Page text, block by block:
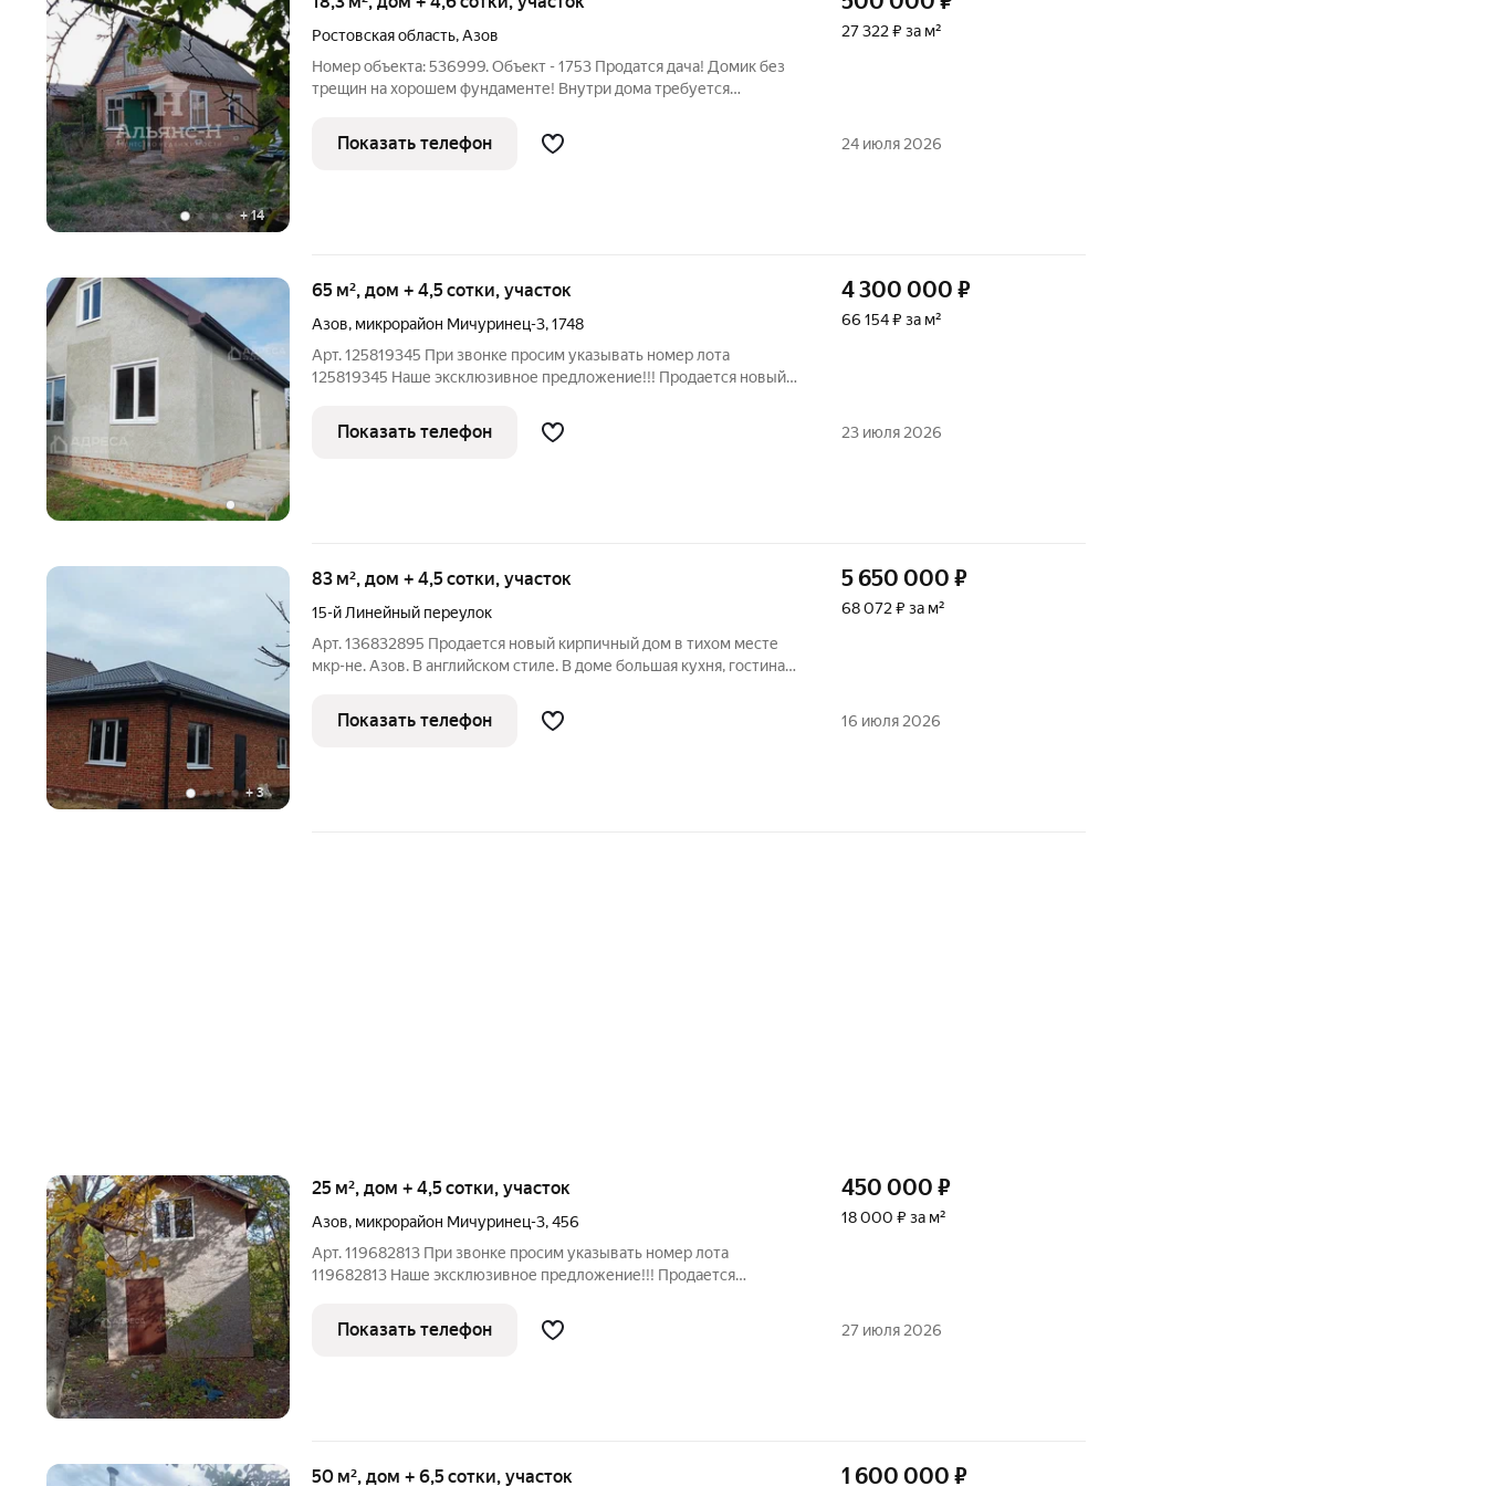
+14
Ростовская область,Азов
Номер объекта: 536999. Объект - 1753 Продатся дача! Домик без
трещин на хорошем фундаменте! Внутри дома требуется
Участок ровный, ухоженный! Растут плодовые деревья и молодой
виноградник! Дом
27 322 ₽ за м²
Показать телефон 24 июля 2026
65 м², дом + 4,5 сотки, участок
Азов, микрорайон Мичуринец-3,1748
Арт. 125819345 При звонке просим указывать номер лота
125819345 Наше эксклюзивное предложение!!! Продается новый
коммуникации. В доме 2 раздельные комнаты и большая гостиная
с выходом на
4 300 000 ₽
66 154 ₽ за м²
Показать телефон 23 июля 2026
+3
83 м², дом + 4,5 сотки, участок
15-й Линейный переулок
Арт. 136832895 Продается новый кирпичный дом в тихом месте
мкр-не. Азов. В английском стиле. В доме большая кухня, гостиная
гардеробная, санузел 6 кв. м. и три комнаты по 15 кв. м. Также в
5 650 000 ₽
68 072 ₽ за м²
Показать телефон 16 июля 2026
25 м², дом + 4,5 сотки, участок
Азов, микрорайон Мичуринец-3,456
Арт. 119682813 При звонке просим указывать номер лота
119682813 Наше эксклюзивное предложение!!! Продается
магазин в 50 м от дома. Все коммуникации на границе участка.
Звоните! Покажем в
450 000 ₽
18 000 ₽ за м²
Показать телефон 27 июля 2026
50 м², дом + 6,5 сотки, участок 1 600 000 ₽